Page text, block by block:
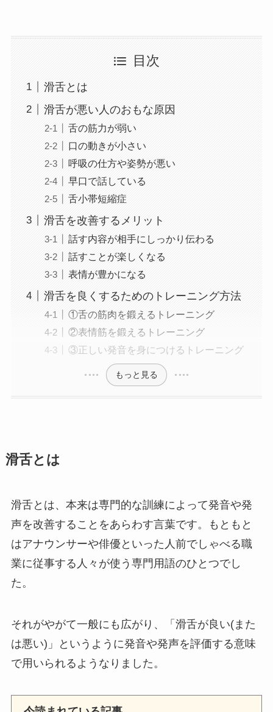
目次
滑舌とは
滑舌が悪い人のおもな原因
舌の筋力が弱い
口の動きが小さい
呼吸の仕方や姿勢が悪い
早口で話している
舌小帯短縮症
滑舌を改善するメリット
話す内容が相手にしっかり伝わる
話すことが楽しくなる
表情が豊かになる
滑舌を良くするためのトレーニング方法
①舌の筋肉を鍛えるトレーニング
②表情筋を鍛えるトレーニング
③正しい発音を身につけるトレーニング
もっと見る
滑舌とは
滑舌とは、本来は専門的な訓練によって発音や発
声を改善することをあらわす言葉です。もともと
はアナウンサーや俳優といった人前でしゃべる職
業に従事する人々が使う専門用語のひとつでし
た。
それがやがて一般にも広がり、「滑舌が良い(また
は悪い)」というように発音や発声を評価する意味
で用いられるようなりました。